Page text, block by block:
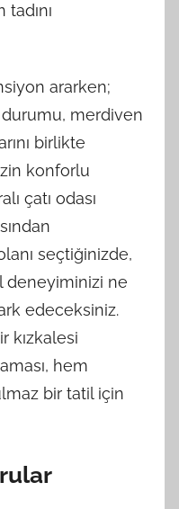
ararken;
durumu, merdiven
birlikte
konforlu
çatı odası
seçtiğinizde,
deneyiminizi ne
edeceksiniz.
kızkalesi
hem
bir tatil için